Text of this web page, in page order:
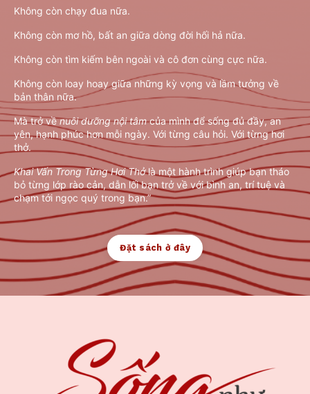
Không còn chạy đua nữa.
Không còn mơ hồ, bất an giữa dòng đời hối hả nữa.
Không còn tìm kiếm bên ngoài và cô đơn cùng cực nữa.
Không còn loay hoay giữa những kỳ vọng và lầm tưởng về
bản thân nữa.
Mà trở vềnuôi dưỡng nội tâmcủa mình để sống đủ đầy, an
yên, hạnh phúc hơn mỗi ngày. Với từng câu hỏi. Với từng hơi
thở.
Khai Vấn Trong Từng Hơi Thởlà một hành trình giúp bạn tháo
bỏ từng lớp rào cản, dẫn lối bạn trở về với bình an, trí tuệ và
chạm tới ngọc quý trong bạn.”
Đặt sách ở đây